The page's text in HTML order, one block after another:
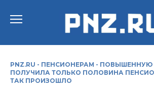
PNZ.RU - ПЕНСИОНЕРАМ - ПОВЫШЕННУЮ
ПОЛУЧИЛА ТОЛЬКО ПОЛОВИНА
ТАК ПРОИЗОШЛО